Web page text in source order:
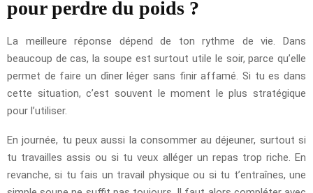
pour perdre du poids ?
La meilleure réponse dépend de ton rythme de vie. Dans
beaucoup de cas, la soupe est surtout utile le soir, parce qu’elle
permet de faire un dîner léger sans finir affamé. Si tu es dans
cette situation, c’est souvent le moment le plus stratégique
pour l’utiliser.
En journée, tu peux aussi la consommer au déjeuner, surtout si
tu travailles assis ou si tu veux alléger un repas trop riche. En
revanche, si tu fais un travail physique ou si tu t’entraînes, une